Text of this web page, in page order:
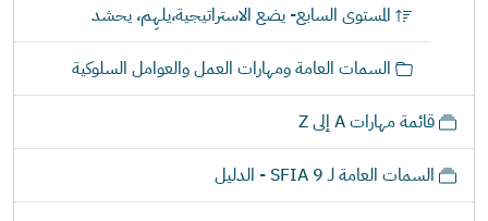
المستوى السابع- يضع الاستراتيجية،يلهِم، يحشد
السمات العامة ومهارات العمل والعوامل السلوكية
قائمة مهارات A إلى Z
السمات العامة لـ SFIA 9 - الدليل